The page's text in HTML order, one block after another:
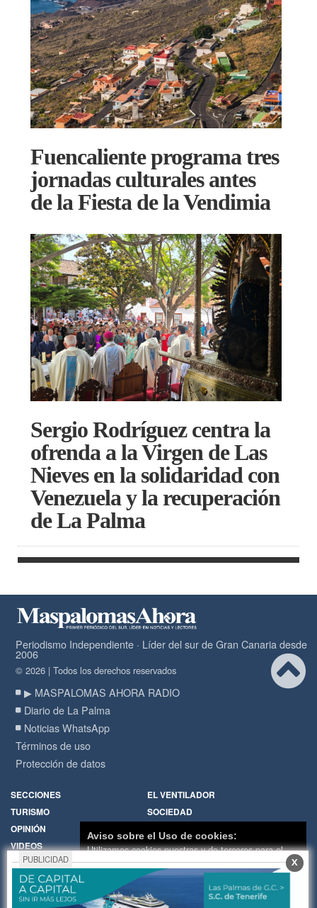
Fuencaliente programa tres
jornadas culturales antes
de la Fiesta de la Vendimia
Sergio Rodríguez centra la
ofrenda a la Virgen de Las
Nieves en la solidaridad con
Venezuela y la recuperación
de La Palma
Periodismo Independiente · Líder del sur de Gran Canaria desde
2006
© 2026 | Todos los derechos reservados
▶ MASPALOMAS AHORA RADIO
Diario de La Palma
Noticias WhatsApp
Términos de uso
Protección de datos
SECCIONES
EL VENTILADOR
TURISMO
SOCIEDAD
OPINIÓN
VIDEOS
RADIO
Política de Cookies
Hemeroteca
Encuestas
Cartas de los lectores
PUBLICIDAD X
Aviso sobre el Uso de cookies:
Utilizamos cookies nuestras y de terceros para el
funcionamiento del digital. Puedes consultar la lista
de cookies y como desconectarlas.
Política de Privacidad y Cookies